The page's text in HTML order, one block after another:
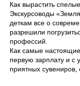
Как вырастить
Экскурсоводы
деткам все о
разрешили
профессий.
Как самые
первую зарплату и с
приятных сувениров,